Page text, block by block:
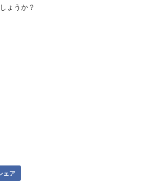
ょうか？
ェア